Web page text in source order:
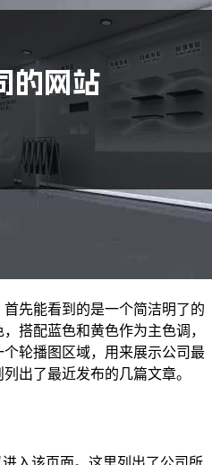
先能看到的是一个简洁明了的
搭配蓝色和黄色作为主色调，
轮播图区域，用来展示公司最
出了最近发布的几篇文章。